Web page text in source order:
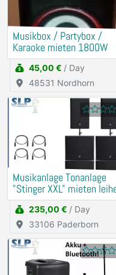
Musikbox / Partybox /
Karaoke mieten 1800W
45,00 € / Day
48531 Nordhorn
Musikanlage Tonanlage
"Stinger XXL" mieten
Verleih PA, DJ
235,00 € / Day
33106 Paderborn